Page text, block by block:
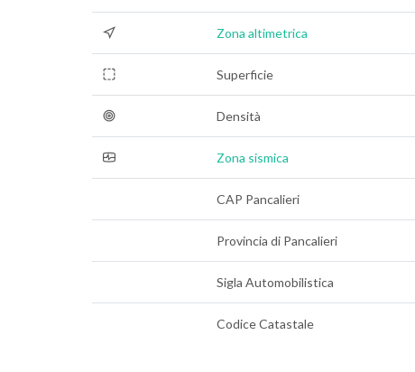
Zona altimetrica
Superficie
Densità
Zona sismica
CAP Pancalieri
Provincia di Pancalieri
Sigla Automobilistica
Codice Catastale